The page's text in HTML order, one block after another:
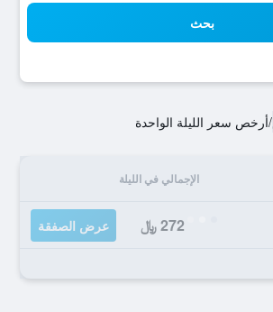
بحث
/أرخص سعر الليلة الواحدة
الإجمالي في الليلة
272 ﷼ عرض الصفقة